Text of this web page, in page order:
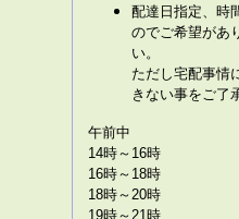
配達日指定、時
のでご希望があ
い。
ただし宅配事情
きない事をご了
午前中
14時～16時
16時～18時
18時～20時
19時～21時